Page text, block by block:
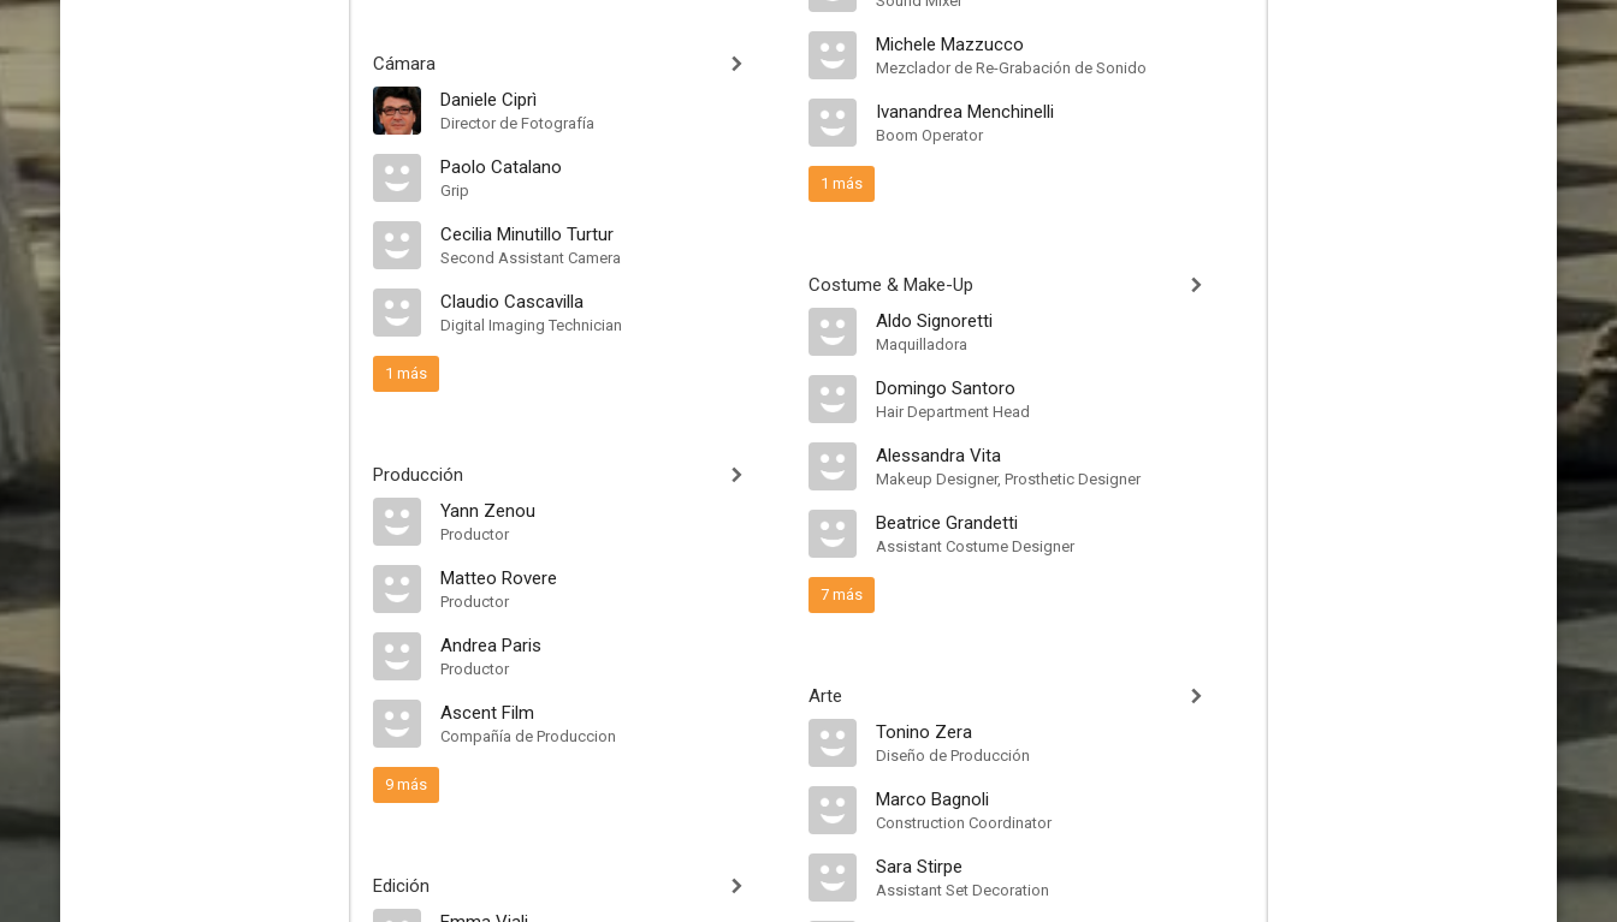
Cámara
Daniele Ciprì
Director de Fotografía
Paolo Catalano
Grip
Cecilia Minutillo Turtur
Second Assistant Camera
Claudio Cascavilla
Digital Imaging Technician
1 más
Producción
Yann Zenou
Productor
Matteo Rovere
Productor
Andrea Paris
Productor
Ascent Film
Compañía de Produccion
9 más
Edición
Michele Mazzucco
Mezclador de Re-Grabación de Sonido
Ivanandrea Menchinelli
Boom Operator
1 más
Costume & Make-Up
Aldo Signoretti
Maquilladora
Domingo Santoro
Hair Department Head
Alessandra Vita
Makeup Designer, Prosthetic Designer
Beatrice Grandetti
Assistant Costume Designer
7 más
Arte
Tonino Zera
Diseño de Producción
Marco Bagnoli
Construction Coordinator
Sara Stirpe
Assistant Set Decoration